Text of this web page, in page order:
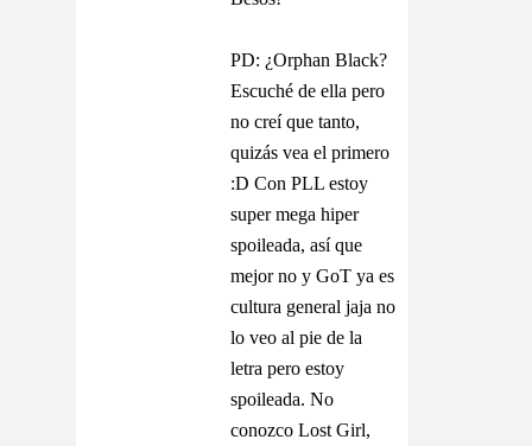
PD: ¿Orphan Black?
Escuché de ella pero
no creí que tanto,
quizás vea el primero
:D Con PLL estoy
super mega hiper
spoileada, así que
mejor no y GoT ya es
cultura general jaja no
lo veo al pie de la
letra pero estoy
spoileada. No
conozco Lost Girl,